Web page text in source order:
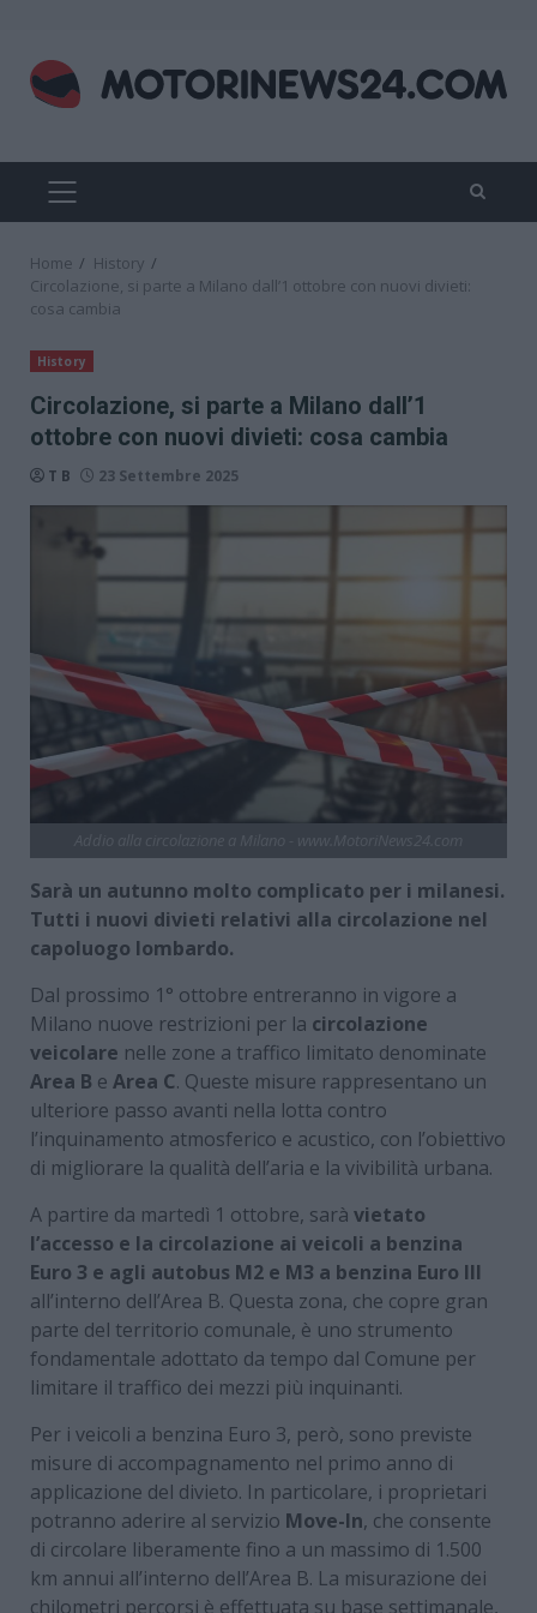
content
PRIMARY
MENU
Home
History
Circolazione, si parte a Milano dall’1 ottobre con nuovi divieti:
cosa cambia
History
Circolazione, si parte a Milano dall’1
ottobre con nuovi divieti: cosa cambia
T B 23 Settembre 2025
Sarà un autunno molto complicato per i milanesi.
Tutti i nuovi divieti relativi alla circolazione nel
capoluogo lombardo.
Dal prossimo 1° ottobre entreranno in vigore a
Milano nuove restrizioni per la circolazione
veicolare nelle zone a traffico limitato denominate
Area B e Area C. Queste misure rappresentano un
ulteriore passo avanti nella lotta contro
l’inquinamento atmosferico e acustico, con l’obiettivo
di migliorare la qualità dell’aria e la vivibilità urbana.
A partire da martedì 1 ottobre, sarà vietato
l’accesso e la circolazione ai veicoli a benzina
Euro 3 e agli autobus M2 e M3 a benzina Euro III
all’interno dell’Area B. Questa zona, che copre gran
parte del territorio comunale, è uno strumento
fondamentale adottato da tempo dal Comune per
limitare il traffico dei mezzi più inquinanti.
Per i veicoli a benzina Euro 3, però, sono previste
misure di accompagnamento nel primo anno di
applicazione del divieto. In particolare, i proprietari
potranno aderire al servizio Move-In, che consente
di circolare liberamente fino a un massimo di 1.500
km annui all’interno dell’Area B. La misurazione dei
chilometri percorsi è effettuata su base settimanale,